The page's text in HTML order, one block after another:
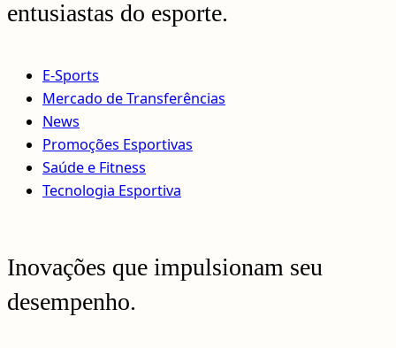
entusiastas do esporte.
E-Sports
Mercado de Transferências
News
Promoções Esportivas
Saúde e Fitness
Tecnologia Esportiva
Inovações que impulsionam seu
desempenho.